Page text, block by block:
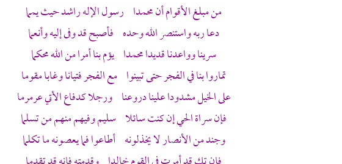
من مبلغ الأقوام أنمحمدا رسول الإله راشد حيث يمما
دعا ربه واستنصر الله وحده فأصبح قد وفى إليه وأنعما
سرينا وواعدنا قديدامحمدا يؤم بنا أمرا من الله محكما
تماروا بنا في الفجر حتى تبينوا مع الفجر فتيانا وغابا مقوما
على الخيل مشدودا علينا دروعنا ورجلا كدفاع الأتي عرمرما
فإن سراة الحي إن كنت سائلا سليموفيهم منهم من تسلما
وجند منالأنصارلا يخذلونه أطاعوا فما يعصونه ما تكلما